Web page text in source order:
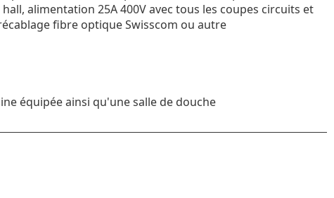
alimentation 25A 400V avec tous les coupes circuits et
fibre optique Swisscom ou autre
équipée ainsi qu'une salle de douche